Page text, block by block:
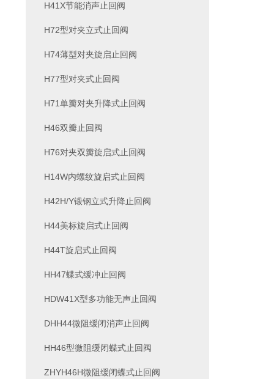
H41X节能消声止回阀
H72型对夹立式止回阀
H74薄型对夹旋启止回阀
H77型对夹式止回阀
H71单瓣对夹升降式止回阀
H46双瓣止回阀
H76对夹双瓣旋启式止回阀
H14W内螺纹旋启式止回阀
H42H/Y锻钢立式升降止回阀
H44美标旋启式止回阀
H44T旋启式止回阀
HH47蝶式缓冲止回阀
HDW41X型多功能无声止回阀
DHH44微阻缓闭消声止回阀
HH46型微阻缓闭蝶式止回阀
ZHYH46H微阻缓闭蝶式止回阀